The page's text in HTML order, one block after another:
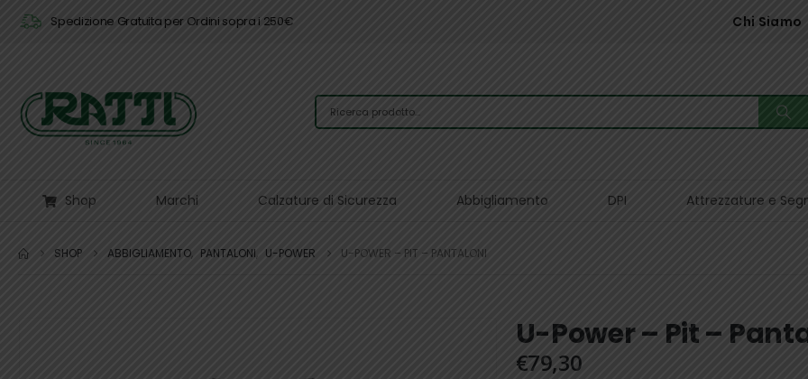
Spedizione Gratuita per Ordini sopra i 250€ Chi Siamo
Shop Marchi Calzature di Sicurezza Abbigliamento DPI Attrezzature e
SHOP ABBIGLIAMENTO, PANTALONI U-POWER U-POWER – PIT – PANTALONI
U-Power – Pit –
€79,30